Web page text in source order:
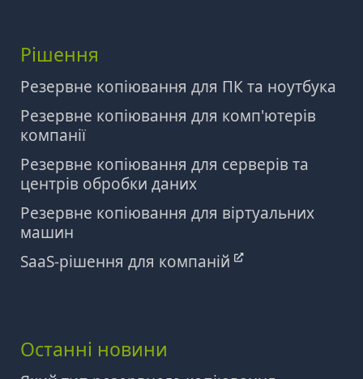
Рішення
Резервне копіювання для ПК та ноутбука
Резервне копіювання для комп'ютерів
компанії
Резервне копіювання для серверів та
центрів обробки даних
Резервне копіювання для віртуальних
машин
SaaS-рішення для компаній
Останні новини